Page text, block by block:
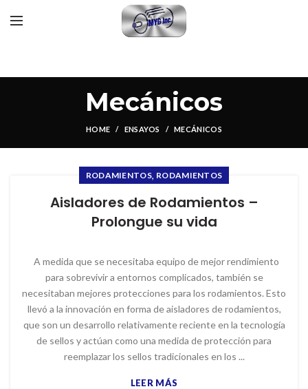
Mecánicos
HOME ENSAYOS MECÁNICOS
RODAMIENTOS, RODAMIENTOS
Aisladores de Rodamientos –
Prolongue su vida
A medida que se necesitaba equipo de mejor rendimiento
para sobrevivir a entornos complicados, también se
necesitaban mejores protecciones para los rodamientos. Esto
llevó a la innovación en forma de aisladores de rodamientos,
que son un desarrollo relativamente reciente en la tecnología
de sellos y actúan como una medida de protección para
reemplazar los sellos tradicionales en los ...
LEER MÁS